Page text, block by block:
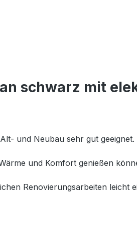
schwarz mit
und Neubau sehr gut
und Komfort genießen
Renovierungsarbeiten leicht